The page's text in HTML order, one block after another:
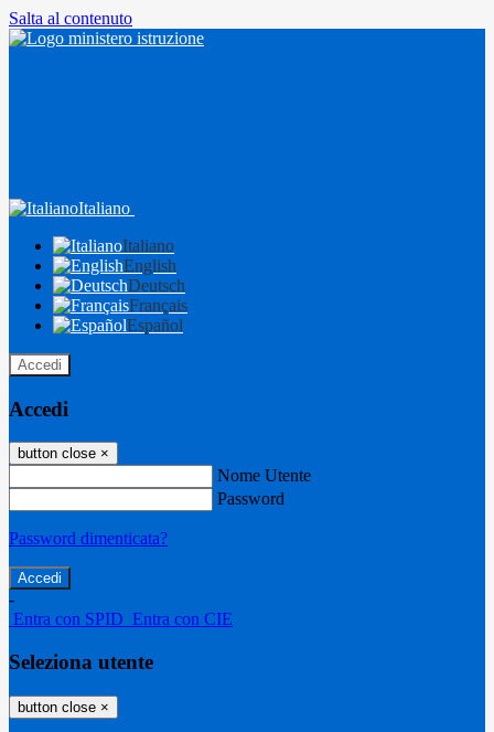
Salta al contenuto
Italiano
Italiano
English
Deutsch
Français
Español
Accedi
Accedi
button close ×
Nome Utente
Password
Password dimenticata?
-
Entra con SPID Entra con CIE
Seleziona utente
button close ×